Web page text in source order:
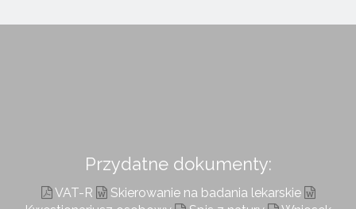
Przydatne dokumenty:
VAT-R
Skierowanie na badania lekarskie